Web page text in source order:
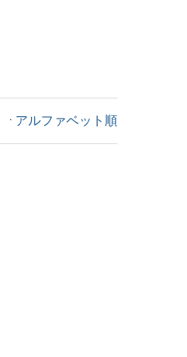
· アルファベット順